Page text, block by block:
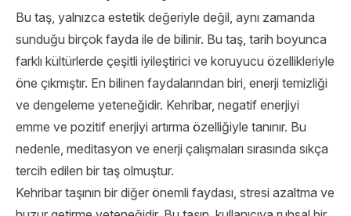
Bu taş, yalnızca estetik değeriyle değil, aynı zamanda
sunduğu birçok fayda ile de bilinir. Bu taş, tarih boyunca
farklı kültürlerde çeşitli iyileştirici ve koruyucu özellikleriyle
öne çıkmıştır. En bilinen faydalarından biri, enerji temizliği
ve dengeleme yeteneğidir. Kehribar, negatif enerjiyi
emme ve pozitif enerjiyi artırma özelliğiyle tanınır. Bu
nedenle, meditasyon ve enerji çalışmaları sırasında sıkça
tercih edilen bir taş olmuştur.
Kehribar taşının bir diğer önemli faydası, stresi azaltma ve